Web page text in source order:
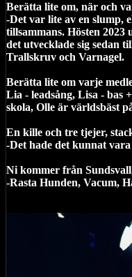
Berätta lite om, när och
-Det var lite av en slump,
tillsammans. Hösten 2023
det utvecklade sig sedan
Trallskruv och Varnagel.
Berätta lite om varje
Lia - leadsång, Lisa - bas
skola, Olle är världsbäst
En kille och tre tjejer,
-Det hade det kunnat
Ni kommer från
-Rasta Hunden, Vacum,